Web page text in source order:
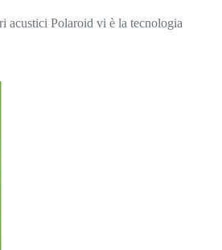
acustici Polaroid vi è la tecnologia